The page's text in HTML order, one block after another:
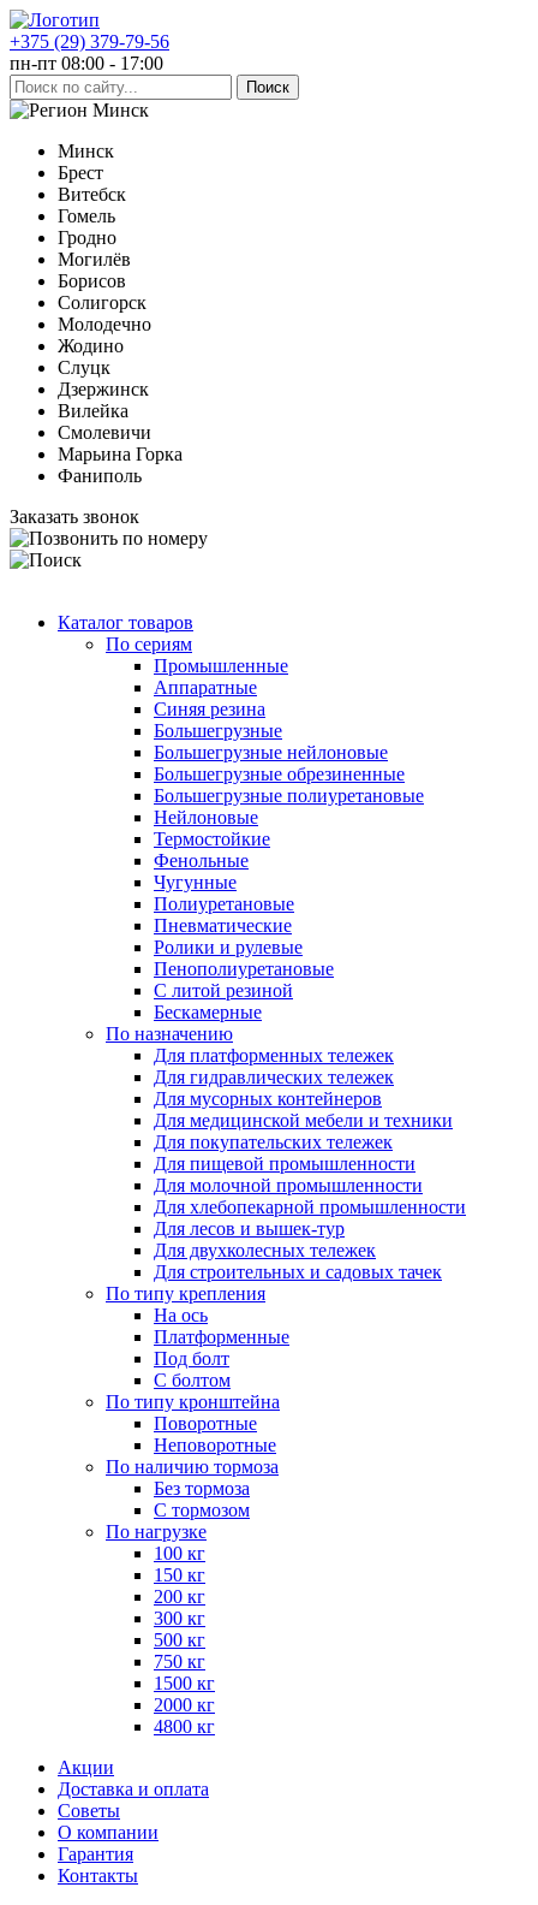
+375 (29) 379-79-56
пн-пт 08:00 - 17:00
Минск
Минск
Брест
Витебск
Гомель
Гродно
Могилёв
Борисов
Солигорск
Молодечно
Жодино
Слуцк
Дзержинск
Вилейка
Смолевичи
Марьина Горка
Фаниполь
Заказать звонок
Каталог товаров
По сериям
Промышленные
Аппаратные
Синяя резина
Большегрузные
Большегрузные нейлоновые
Большегрузные обрезиненные
Большегрузные полиуретановые
Нейлоновые
Термостойкие
Фенольные
Чугунные
Полиуретановые
Пневматические
Ролики и рулевые
Пенополиуретановые
С литой резиной
Бескамерные
По назначению
Для платформенных тележек
Для гидравлических тележек
Для мусорных контейнеров
Для медицинской мебели и техники
Для покупательских тележек
Для пищевой промышленности
Для молочной промышленности
Для хлебопекарной промышленности
Для лесов и вышек-тур
Для двухколесных тележек
Для строительных и садовых тачек
По типу крепления
На ось
Платформенные
Под болт
С болтом
По типу кронштейна
Поворотные
Неповоротные
По наличию тормоза
Без тормоза
С тормозом
По нагрузке
100 кг
150 кг
200 кг
300 кг
500 кг
750 кг
1500 кг
2000 кг
4800 кг
Акции
Доставка и оплата
Советы
О компании
Гарантия
Контакты